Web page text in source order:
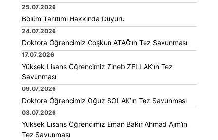
25.07.2026
Bölüm Tanıtımı Hakkında Duyuru
24.07.2026
Doktora Öğrencimiz Coşkun ATAĞ’ın Tez Savunması
17.07.2026
Yüksek Lisans Öğrencimiz Zineb ZELLAK’ın Tez
Savunması
09.07.2026
Doktora Öğrencimiz Oğuz SOLAK’ın Tez Savunması
03.07.2026
Yüksek Lisans Öğrencimiz Eman Bakır Ahmad Ajm’in
Tez Savunması